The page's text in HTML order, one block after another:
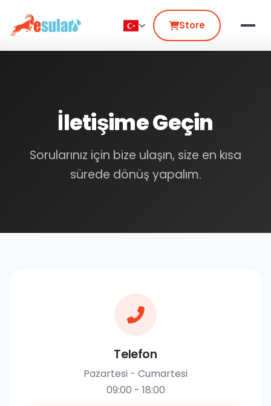
Store
İletişime Geçin
Sorularınız için bize ulaşın, size en kısa
sürede dönüş yapalım.
Telefon
Pazartesi - Cumartesi
09:00 - 18:00